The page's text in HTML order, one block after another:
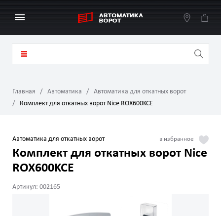
Главная Автоматика
Автоматика для откатных ворот
Комплект для откатных ворот Nice ROX600KCE
Автоматика для откатных ворот
Комплект для откатных ворот Nice
ROX600KCE
Артикул: 002165